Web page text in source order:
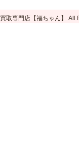
買取専門店【福ちゃん】 All